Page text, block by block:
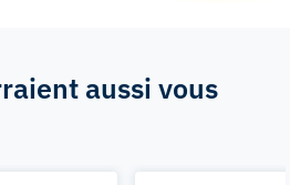
aussi vous